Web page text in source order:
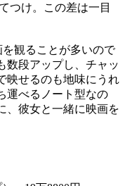
つけ。この差は一目
を観ることが多いので
数段アップし、チャッ
映せるのも地味にうれ
運べるノート型なの
、彼女と一緒に映画を